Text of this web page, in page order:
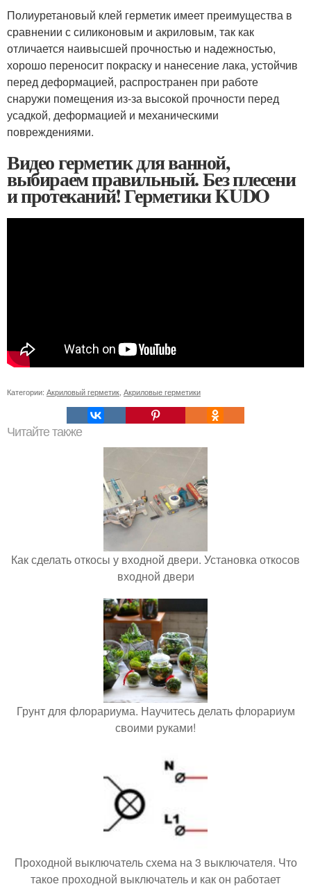
Полиуретановый клей герметик имеет преимущества в
сравнении с силиконовым и акриловым, так как
отличается наивысшей прочностью и надежностью,
хорошо переносит покраску и нанесение лака, устойчив
перед деформацией, распространен при работе
снаружи помещения из-за высокой прочности перед
усадкой, деформацией и механическими
повреждениями.
Видео герметик для ванной,
выбираем правильный. Без плесени
и протеканий! Герметики KUDO
Категории: Акриловый герметик Акриловые герметики
Читайте также
Как сделать откосы у входной двери. Установка откосов
входной двери
Грунт для флорариума. Научитесь делать флорариум
своими руками!
Проходной выключатель схема на 3 выключателя. Что
такое проходной выключатель и как он работает